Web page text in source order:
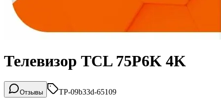
Телевизор TCL 75P6K 4K
Отзывы
TP-09b33d-65109